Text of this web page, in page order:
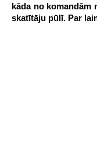
kāda no komandām
skatītāju pūlī. Par